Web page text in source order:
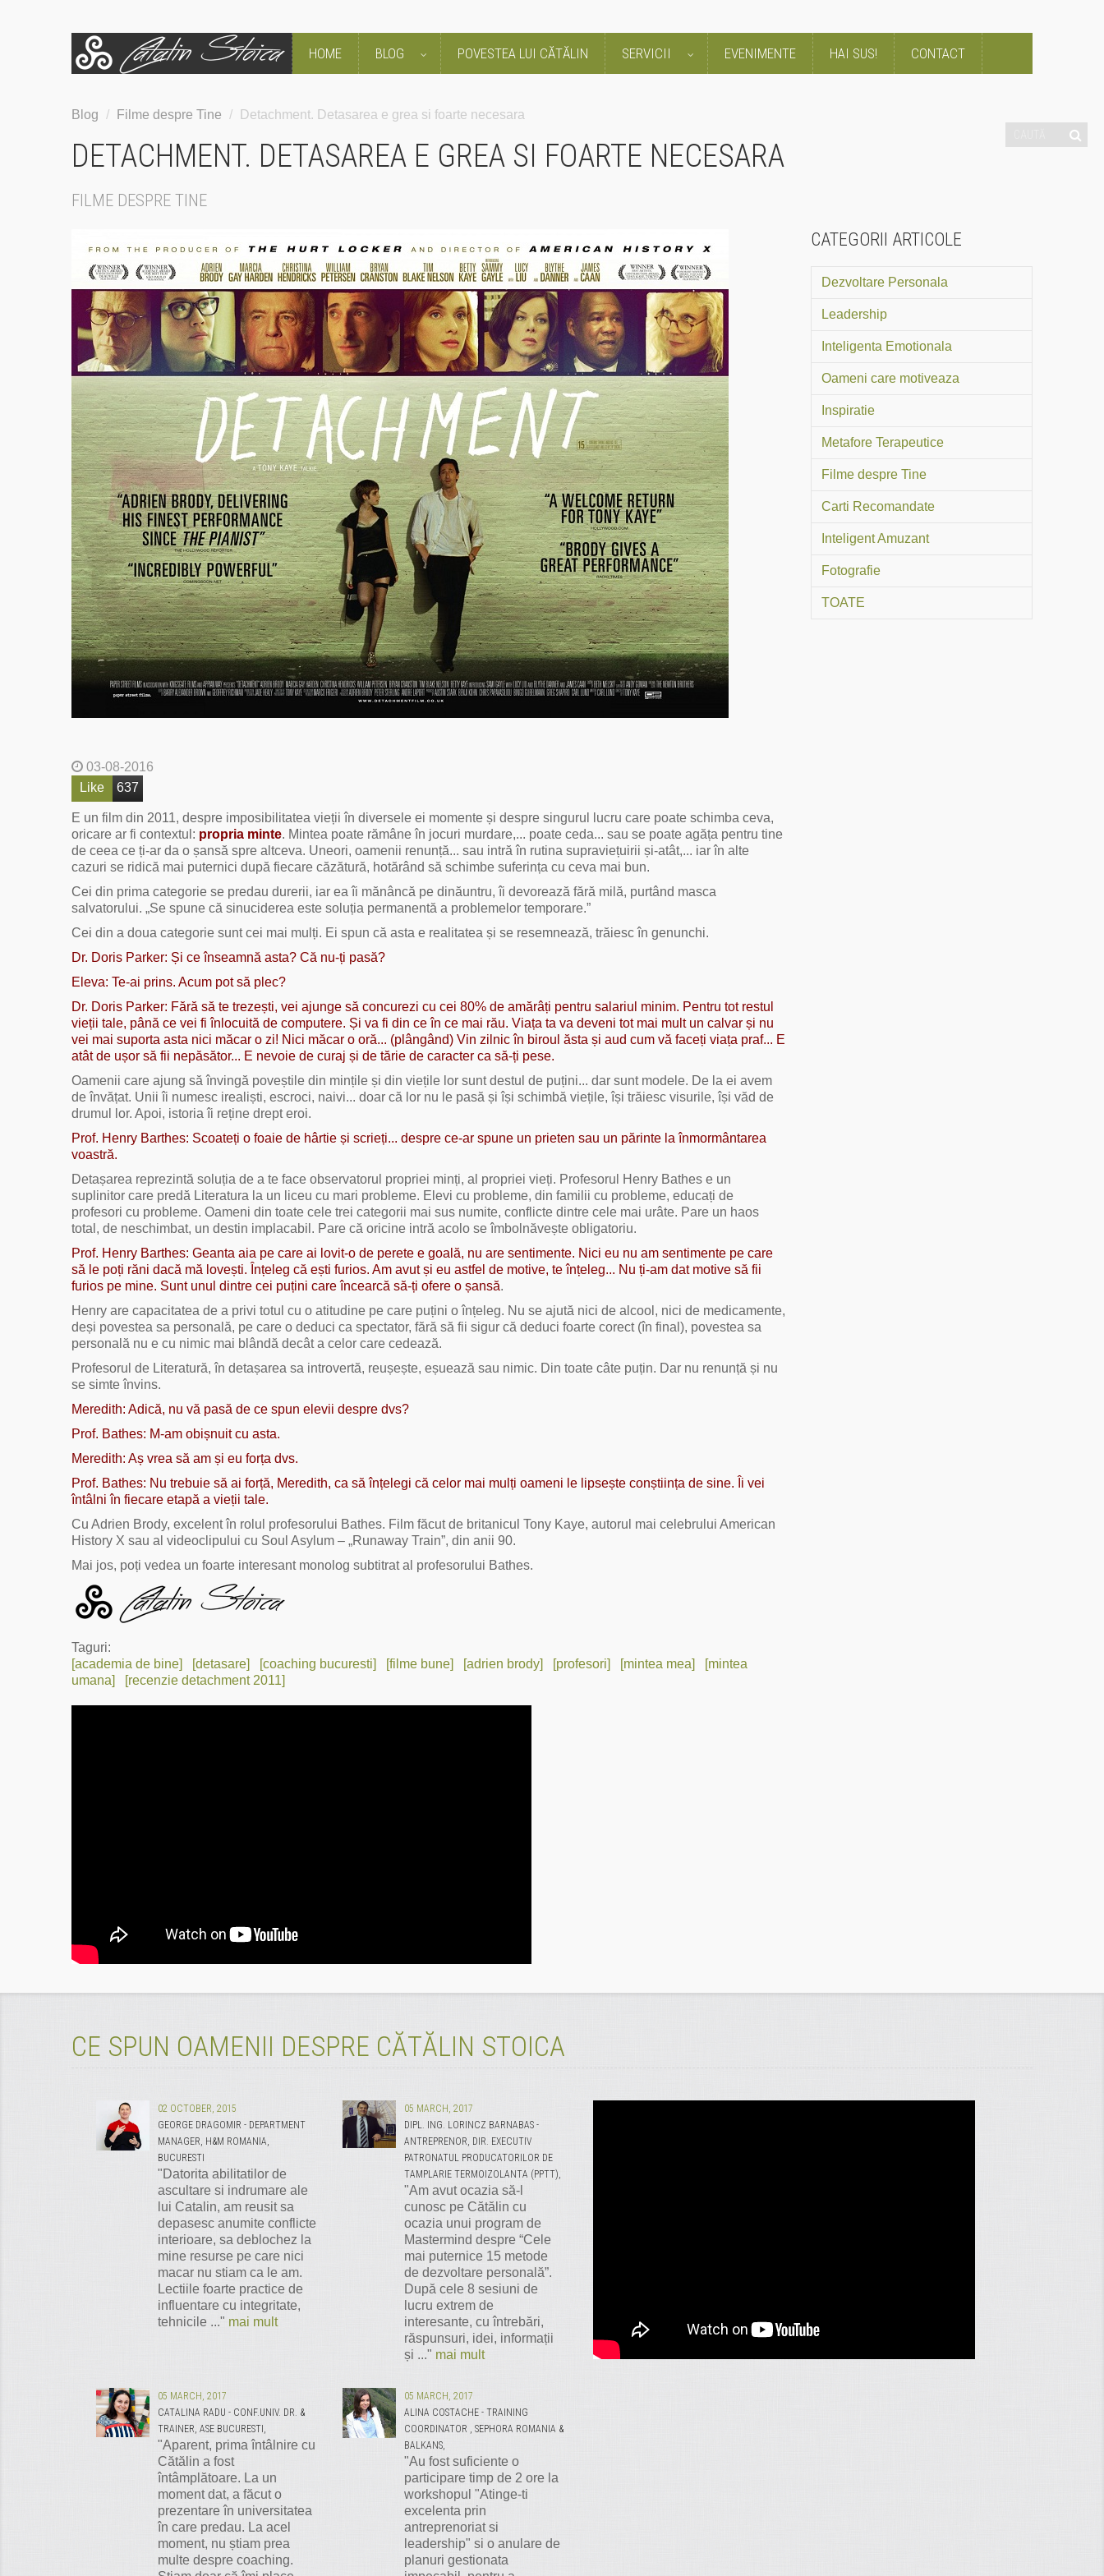
HOME BLOG POVESTEA LUI CĂTĂLIN SERVICII EVENIMENTE HAI SUS! CONTACT
Blog / Filme despre Tine / Detachment. Detasarea e grea si foarte necesara
DETACHMENT. DETASAREA E GREA SI FOARTE NECESARA
FILME DESPRE TINE
03-08-2016
Like
637
E un film din 2011, despre imposibilitatea vieții în diversele ei momente și despre singurul lucru care poate schimba ceva,
oricare ar fi contextul: propria minte. Mintea poate rămâne în jocuri murdare,... poate ceda... sau se poate agăța pentru tine
de ceea ce ți-ar da o șansă spre altceva. Uneori, oamenii renunță... sau intră în rutina supraviețuirii și-atât,... iar în alte
cazuri se ridică mai puternici după fiecare căzătură, hotărând să schimbe suferința cu ceva mai bun.
Cei din prima categorie se predau durerii, iar ea îi mănâncă pe dinăuntru, îi devorează fără milă, purtând masca
salvatorului. „Se spune că sinuciderea este soluția permanentă a problemelor temporare.”
Cei din a doua categorie sunt cei mai mulți. Ei spun că asta e realitatea și se resemnează, trăiesc în genunchi.
Dr. Doris Parker: Și ce înseamnă asta? Că nu-ți pasă?
Eleva: Te-ai prins. Acum pot să plec?
Dr. Doris Parker: Fără să te trezești, vei ajunge să concurezi cu cei 80% de amărâți pentru salariul minim. Pentru tot restul
vieții tale, până ce vei fi înlocuită de computere. Și va fi din ce în ce mai rău. Viața ta va deveni tot mai mult un calvar și nu
vei mai suporta asta nici măcar o zi! Nici măcar o oră... (plângând) Vin zilnic în biroul ăsta și aud cum vă faceți viața praf... E
atât de ușor să fii nepăsător... E nevoie de curaj și de tărie de caracter ca să-ți pese.
Oamenii care ajung să învingă poveștile din mințile și din viețile lor sunt destul de puțini... dar sunt modele. De la ei avem
de învățat. Unii îi numesc irealiști, escroci, naivi... doar că lor nu le pasă și își schimbă viețile, își trăiesc visurile, își văd de
drumul lor. Apoi, istoria îi reține drept eroi.
Prof. Henry Barthes: Scoateți o foaie de hârtie și scrieți... despre ce-ar spune un prieten sau un părinte la înmormântarea
voastră.
Detașarea reprezintă soluția de a te face observatorul propriei minți, al propriei vieți. Profesorul Henry Bathes e un
suplinitor care predă Literatura la un liceu cu mari probleme. Elevi cu probleme, din familii cu probleme, educați de
profesori cu probleme. Oameni din toate cele trei categorii mai sus numite, conflicte dintre cele mai urâte. Pare un haos
total, de neschimbat, un destin implacabil. Pare că oricine intră acolo se îmbolnăvește obligatoriu.
Prof. Henry Barthes: Geanta aia pe care ai lovit-o de perete e goală, nu are sentimente. Nici eu nu am sentimente pe care
să le poți răni dacă mă lovești. Înțeleg că ești furios. Am avut și eu astfel de motive, te înțeleg... Nu ți-am dat motive să fii
furios pe mine. Sunt unul dintre cei puțini care încearcă să-ți ofere o șansă.
Henry are capacitatea de a privi totul cu o atitudine pe care puțini o înțeleg. Nu se ajută nici de alcool, nici de medicamente,
deși povestea sa personală, pe care o deduci ca spectator, fără să fii sigur că deduci foarte corect (în final), povestea sa
personală nu e cu nimic mai blândă decât a celor care cedează.
Profesorul de Literatură, în detașarea sa introvertă, reușește, eșuează sau nimic. Din toate câte puțin. Dar nu renunță și nu
se simte învins.
Meredith: Adică, nu vă pasă de ce spun elevii despre dvs?
Prof. Bathes: M-am obișnuit cu asta.
Meredith: Aș vrea să am și eu forța dvs.
Prof. Bathes: Nu trebuie să ai forță, Meredith, ca să înțelegi că celor mai mulți oameni le lipsește conștiința de sine. Îi vei
întâlni în fiecare etapă a vieții tale.
Cu Adrien Brody, excelent în rolul profesorului Bathes. Film făcut de britanicul Tony Kaye, autorul mai celebrului American
History X sau al videoclipului cu Soul Asylum – „Runaway Train”, din anii 90.
Mai jos, poți vedea un foarte interesant monolog subtitrat al profesorului Bathes.
Taguri:
[academia de bine]
[detasare] [coaching bucuresti] [filme bune] [adrien brody] [profesori] [mintea mea]
[mintea
umana]
[recenzie detachment 2011]
CATEGORII ARTICOLE
Dezvoltare Personala
Leadership
Inteligenta Emotionala
Oameni care motiveaza
Inspiratie
Metafore Terapeutice
Filme despre Tine
Carti Recomandate
Inteligent Amuzant
Fotografie
TOATE
CE SPUN OAMENII DESPRE CĂTĂLIN STOICA
02 OCTOBER, 2015
GEORGE DRAGOMIR - DEPARTMENT
MANAGER, H&M ROMANIA,
BUCURESTI
"Datorita abilitatilor de
ascultare si indrumare ale
lui Catalin, am reusit sa
depasesc anumite conflicte
interioare, sa deblochez la
mine resurse pe care nici
macar nu stiam ca le am.
Lectiile foarte practice de
influentare cu integritate,
tehnicile ..." mai mult
05 MARCH, 2017
DIPL. ING. LORINCZ BARNABAS -
ANTREPRENOR, DIR. EXECUTIV
PATRONATUL PRODUCATORILOR DE
TAMPLARIE TERMOIZOLANTA (PPTT),
"Am avut ocazia să-l
cunosc pe Cătălin cu
ocazia unui program de
Mastermind despre “Cele
mai puternice 15 metode
de dezvoltare personală”.
După cele 8 sesiuni de
lucru extrem de
interesante, cu întrebări,
răspunsuri, idei, informații
și ..." mai mult
05 MARCH, 2017
CATALINA RADU - CONF.UNIV. DR. &
TRAINER, ASE BUCURESTI,
"Aparent, prima întâlnire cu
Cătălin a fost
întâmplătoare. La un
moment dat, a făcut o
prezentare în universitatea
în care predau. La acel
moment, nu știam prea
multe despre coaching.
05 MARCH, 2017
ALINA COSTACHE - TRAINING
COORDINATOR , SEPHORA ROMANIA &
BALKANS,
"Au fost suficiente o
participare timp de 2 ore la
workshopul "Atinge-ti
excelenta prin
antreprenoriat si
leadership" si o anulare de
planuri gestionata